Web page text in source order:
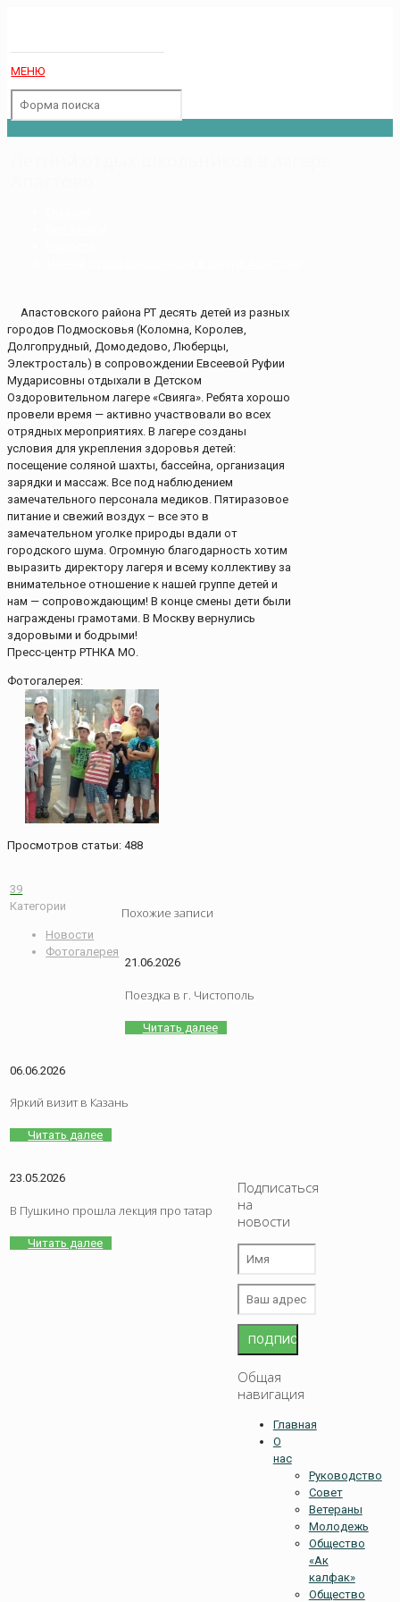
МЕНЮ
Апастовского района РТ десять детей из разных
городов Подмосковья (Коломна, Королев,
Долгопрудный, Домодедово, Люберцы,
Электросталь) в сопровождении Евсеевой Руфии
Мударисовны отдыхали в Детском
Оздоровительном лагере «Свияга». Ребята хорошо
провели время — активно участвовали во всех
отрядных мероприятиях. В лагере созданы
условия для укрепления здоровья детей:
посещение соляной шахты, бассейна, организация
зарядки и массаж. Все под наблюдением
замечательного персонала медиков. Пятиразовое
питание и свежий воздух – все это в
замечательном уголке природы вдали от
городского шума. Огромную благодарность хотим
выразить директору лагеря и всему коллективу за
внимательное отношение к нашей группе детей и
нам — сопровождающим! В конце смены дети были
награждены грамотами. В Москву вернулись
здоровыми и бодрыми!
Пресс-центр РТНКА МО.
Фотогалерея:
Просмотров статьи: 488
39
Категории
Новости
Фотогалерея
Похожие записи
21.06.2026
Поездка в г. Чистополь
Читать далее
06.06.2026
Яркий визит в Казань
Читать далее
23.05.2026
В Пушкино прошла лекция про татар
Читать далее
Подписаться
на
новости
Общая
навигация
Главная
О
нас
Руководство
Совет
Ветераны
Молодежь
Общество
«Ак
калфак»
Общество